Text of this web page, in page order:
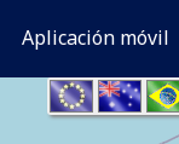
Aplicación móvil